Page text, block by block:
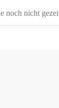
noch nicht